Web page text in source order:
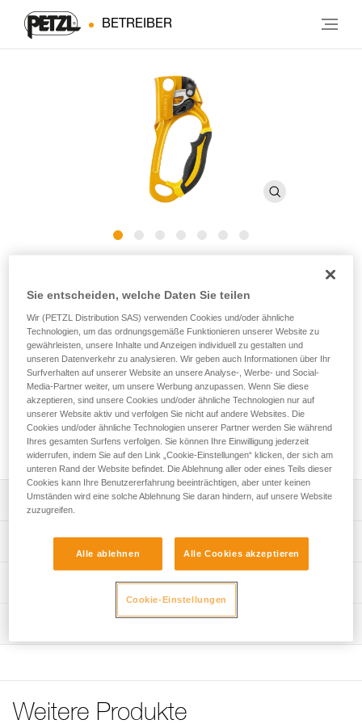
BETREIBER
Handsteigklemme für den Aufstieg am Seil
Die für den Aufstieg am Seil konzipierte ASCENSION-
Handsteigklemme verfügt über einen ergonomisch
geformten Griff, um den Komfort zu erhöhen und die
Effizienz beim Ziehen mit einer oder mit beiden Händen zu
verbessern. Die ASCENSION-Handsteigklemme verfügt über
eine große Öse im unteren Bereich zum Einhängen von zwei
Karabinern für Verbindungsmittel und Trittschlinge.
Leistungsverzeichnis
Einfach und effizient:
- ergonomisch geformter Griff für eine komfortable und
effiziente Handhabung
- Dank der großen Öffnung ist der Griff auch mit dicken
Handschuhen gut zu fassen.
- Ergonomisch geformtes Oberteil für maximale Effizienz
- Komplett in den Körper der Seilklemme integrierter
- Gezahnter Klemmnocken mit Reinigungsschlitz für eine
verschlammtes Seil usw.).
Technische Spezifikationen
Zugrundeliegende Spezifikationen
Technische Informationen
ASCENSION
Pflegeempfehlungen für Ihre Ausrüstung
Das PDF herunterladen Maintenance tips
Das PDF herunterladen verif-EPI-bloqueur-suivi-DE
Weitere Produkte
Sie entscheiden, welche Daten Sie teilen
Wir (PETZL Distribution SAS) verwenden Cookies und/oder ähnliche
Technologien, um das ordnungsgemäße Funktionieren unserer Website zu
gewährleisten, unsere Inhalte und Anzeigen individuell zu gestalten und
unseren Datenverkehr zu analysieren. Wir geben auch Informationen über Ihr
Surfverhalten auf unserer Website an unsere Analyse-, Werbe- und Social-
Media-Partner weiter, um unsere Werbung anzupassen. Wenn Sie diese
akzeptieren, sind unsere Cookies und/oder ähnliche Technologien nur auf
unserer Website aktiv und verfolgen Sie nicht auf andere Websites. Die
Cookies und/oder ähnliche Technologien unserer Partner werden Sie während
Ihres gesamten Surfens verfolgen. Sie können Ihre Einwilligung jederzeit
widerrufen, indem Sie auf den Link „Cookie-Einstellungen“ klicken, der sich am
unteren Rand der Website befindet. Die Ablehnung aller oder eines Teils dieser
Cookies kann Ihre Benutzererfahrung beeinträchtigen, aber unter keinen
Umständen wird eine solche Ablehnung Sie daran hindern, auf unsere Website
zuzugreifen.
Alle ablehnen Alle Cookies akzeptieren
Cookie-Einstellungen